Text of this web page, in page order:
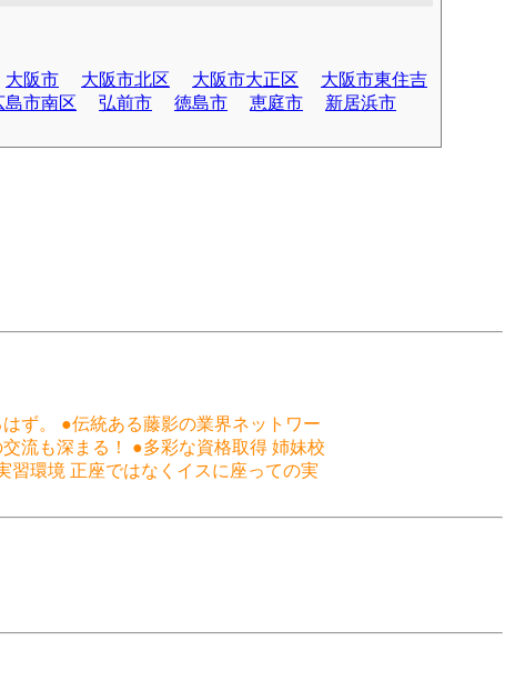
大阪市 大阪市北区 大阪市大正区
大阪市東住吉
島市南区 弘前市 徳島市 恵庭市
新居浜市
ず。 ●伝統ある藤影の業界ネットワー
流も深まる！ ●多彩な資格取得 姉妹校
習環境 正座ではなくイスに座っての実